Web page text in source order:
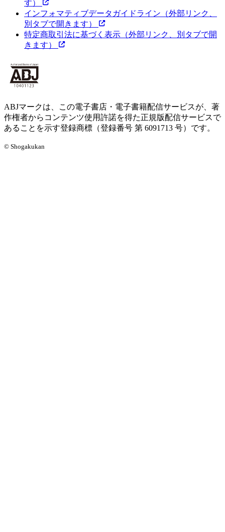
す）
インフォマティブデータガイドライン （外部リンク、
別タブで開きます）
特定商取引法に基づく表示 （外部リンク、別タブで開
きます）
ABJマークは、この電子書店・電子書籍配信サービスが、著
作権者からコンテンツ使用許諾を得た正規版配信サービスで
あることを示す登録商標（登録番号 第 6091713 号）です。
© Shogakukan